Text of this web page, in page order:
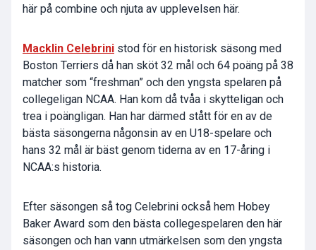
här på combine och njuta av upplevelsen här.
Macklin Celebrini stod för en historisk säsong med
Boston Terriers då han sköt 32 mål och 64 poäng på 38
matcher som “freshman” och den yngsta spelaren på
collegeligan NCAA. Han kom då tvåa i skytteligan och
trea i poängligan. Han har därmed stått för en av de
bästa säsongerna någonsin av en U18-spelare och
hans 32 mål är bäst genom tiderna av en 17-åring i
NCAA:s historia.
Efter säsongen så tog Celebrini också hem Hobey
Baker Award som den bästa collegespelaren den här
säsongen och han vann utmärkelsen som den yngsta